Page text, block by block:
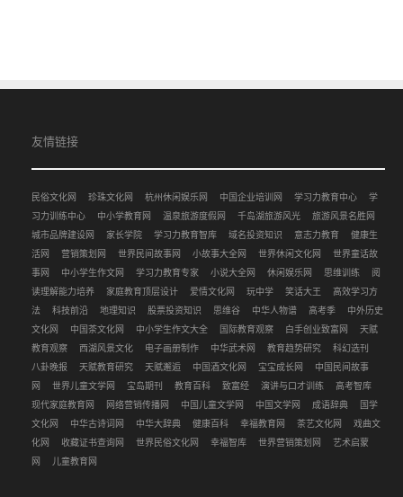
友情链接
民俗文化网 珍珠文化网 杭州休闲娱乐网 中国企业培训网 学习力教育中心
学
习力训练中心
中小学教育网 温泉旅游度假网 千岛湖旅游风光
旅游风景名胜网
城市品牌建设网
家长学院 学习力教育智库 域名投资知识 意志力教育
健康生
活网
营销策划网 世界民间故事网 小故事大全网 世界休闲文化网
世界童话故
事网
中小学生作文网 学习力教育专家 小说大全网 休闲娱乐网 思维训练
阅
读理解能力培养
家庭教育顶层设计 爱情文化网 玩中学 笑话大王
高效学习方
法
科技前沿 地理知识 股票投资知识 思维谷 中华人物谱 高考季
中外历史
文化网
中国茶文化网 中小学生作文大全 国际教育观察 白手创业致富网
天赋
教育观察
西湖风景文化 电子画册制作 中华武术网 教育趋势研究
科幻选刊
八卦晚报
天赋教育研究 天赋邂逅 中国酒文化网 宝宝成长网
中国民间故事
网
世界儿童文学网 宝岛期刊 教育百科 致富经 演讲与口才训练
高考智库
现代家庭教育网
网络营销传播网 中国儿童文学网 中国文学网 成语辞典
国学
文化网
中华古诗词网 中华大辞典 健康百科 幸福教育网 茶艺文化网
戏曲文
化网
收藏证书查询网 世界民俗文化网 幸福智库 世界营销策划网
艺术启蒙
网
儿童教育网